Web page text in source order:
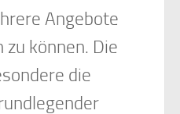
Angebote
können. Die
die